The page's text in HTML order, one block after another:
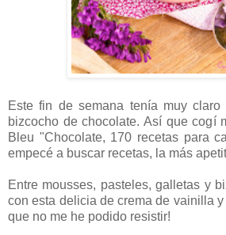
Este fin de semana tenía muy
bizcocho de chocolate. Así que cogí
Bleu "Chocolate, 170 recetas para
empecé a buscar recetas, la más
Entre mousses, pasteles, galletas y
con esta delicia de crema de vainilla
que no me he podido resistir!